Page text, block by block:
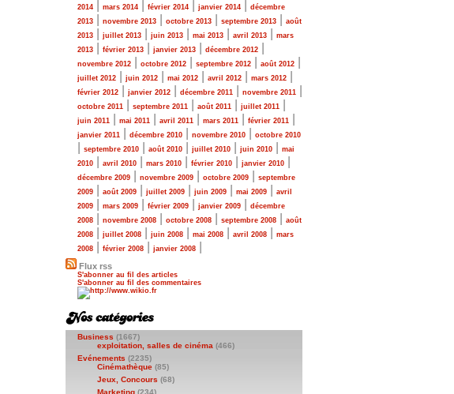
2014
mars 2014 février 2014 janvier 2014
décembre
2013
novembre 2013 octobre 2013 septembre 2013
août
2013
juillet 2013 juin 2013 mai 2013 avril 2013
mars
2013
février 2013 janvier 2013 décembre 2012
novembre 2012 octobre 2012 septembre 2012 août 2012
juillet 2012 juin 2012 mai 2012 avril 2012 mars 2012
février 2012 janvier 2012 décembre 2011 novembre 2011
octobre 2011 septembre 2011 août 2011 juillet 2011
juin 2011 mai 2011 avril 2011 mars 2011 février 2011
janvier 2011 décembre 2010 novembre 2010 octobre 2010
septembre 2010 août 2010 juillet 2010 juin 2010
mai
2010
avril 2010 mars 2010 février 2010 janvier 2010
décembre 2009 novembre 2009 octobre 2009
septembre
2009
août 2009 juillet 2009 juin 2009 mai 2009
avril
2009
mars 2009 février 2009 janvier 2009
décembre
2008
novembre 2008 octobre 2008 septembre 2008
août
2008
juillet 2008 juin 2008 mai 2008 avril 2008
mars
2008
février 2008 janvier 2008
Flux rss
S'abonner au fil des articles
S'abonner au fil des commentaires
Business (1667)
exploitation, salles de cinéma (466)
Evénements (2235)
Cinémathèque (85)
Jeux, Concours (68)
Marketing (234)